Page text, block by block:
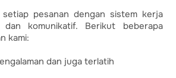
setiap pesanan dengan sistem kerja
komunikatif. Berikut beberapa
kami:
dan juga terlatih